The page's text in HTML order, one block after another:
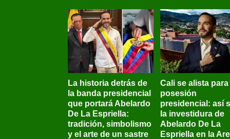
La historia detrás de
la banda presidencial
que portará Abelardo
De La Espriella:
tradición, simbolismo
y el arte de un sastre
Cali se alista para
posesión
presidencial: así
la investidura de
Abelardo De La
Espriella en la